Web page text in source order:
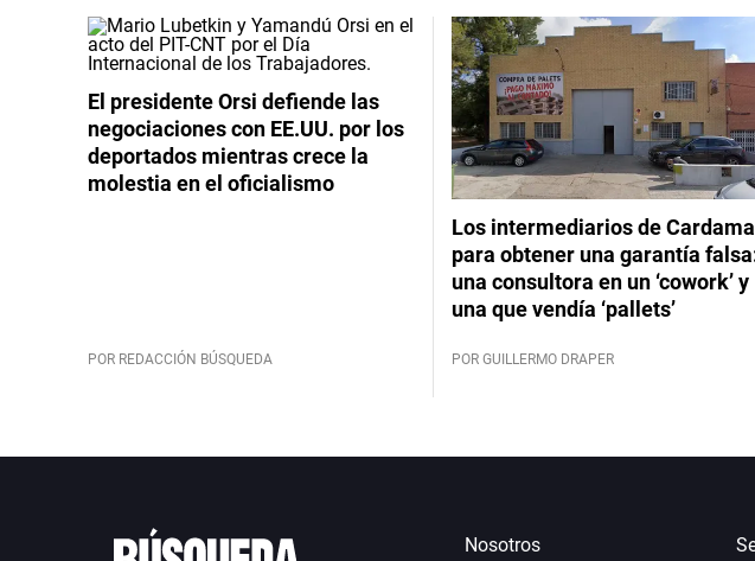
El presidente Orsi defiende las
negociaciones con EE.UU. por los
deportados mientras crece la
molestia en el oficialismo
POR REDACCIÓN BÚSQUEDA
Los intermediarios de Cardama
para obtener una garantía
una consultora en un ‘cowork’ y
una que vendía ‘pallets’
POR GUILLERMO DRAPER
Nosotros